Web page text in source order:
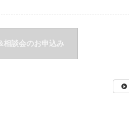
相談会のお申込み